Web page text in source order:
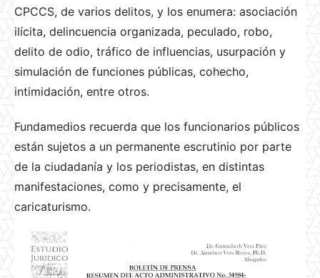
CPCCS, de varios delitos, y los enumera: asociación
ilícita, delincuencia organizada, peculado, robo,
delito de odio, tráfico de influencias, usurpación y
simulación de funciones públicas, cohecho,
intimidación, entre otros.
Fundamedios recuerda que los funcionarios públicos
están sujetos a un permanente escrutinio por parte
de la ciudadanía y los periodistas, en distintas
manifestaciones, como y precisamente, el
caricaturismo.